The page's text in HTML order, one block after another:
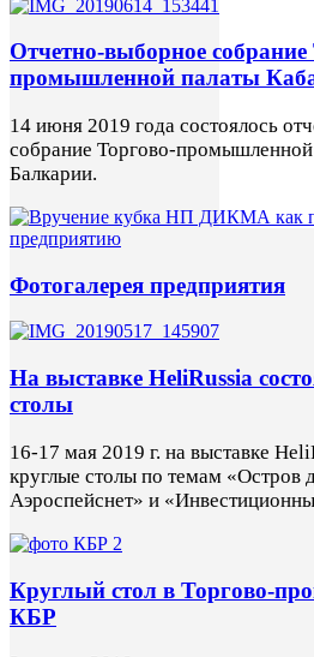
Отчетно-выборное собрание
промышленной палаты
14 июня 2019 года состоялось
собрание Торгово-
Балкарии.
Фотогалерея предприятия
На выставке HeliRussia
столы
16-17 мая 2019 г. на выставке
круглые столы по темам «Остров
Аэроспейснет» и
Круглый стол в Торгово-
КБР